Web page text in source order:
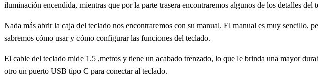
iluminación encendida, mientras que por la parte trasera encontraremos algunos de los detalles del
Nada más abrir la caja del teclado nos encontraremos con su manual. El manual es muy sencillo,
sabremos cómo usar y cómo configurar las funciones del teclado.
El cable del teclado mide 1.5 ,metros y tiene un acabado trenzado, lo que le brinda una mayor
otro un puerto USB tipo C para conectar al teclado.